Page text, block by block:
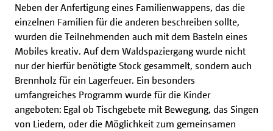
Neben der Anfertigung eines Familienwappens, das die
einzelnen Familien für die anderen beschreiben sollte,
wurden die Teilnehmenden auch mit dem Basteln eines
Mobiles kreativ. Auf dem Waldspaziergang wurde nicht
nur der hierfür benötigte Stock gesammelt, sondern auch
Brennholz für ein Lagerfeuer. Ein besonders
umfangreiches Programm wurde für die Kinder
angeboten: Egal ob Tischgebete mit Bewegung, das Singen
von Liedern, oder die Möglichkeit zum gemeinsamen